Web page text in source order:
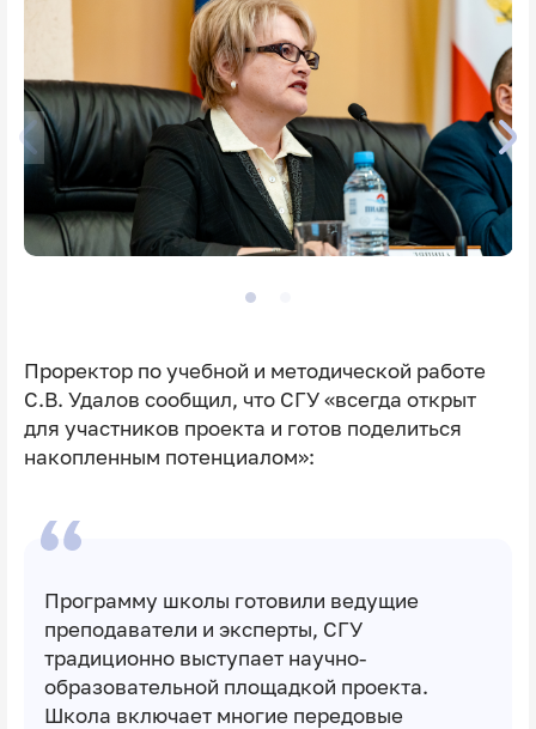
Проректор по учебной и методической работе
С.В. Удалов сообщил, что СГУ «всегда открыт
для участников проекта и готов поделиться
накопленным потенциалом»:
Программу школы готовили ведущие
преподаватели и эксперты, СГУ
традиционно выступает научно-
образовательной площадкой проекта.
Школа включает многие передовые